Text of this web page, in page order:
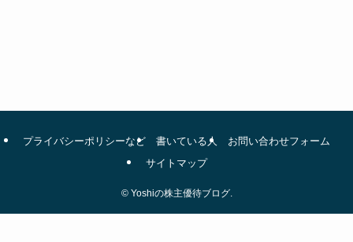
プライバシーポリシーなど 書いている人
お問い合わせフォーム
サイトマップ
©Yoshiの株主優待ブログ.